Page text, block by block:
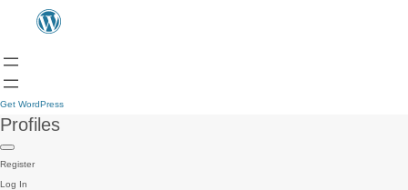
Get WordPress
Profiles
Register
Log In